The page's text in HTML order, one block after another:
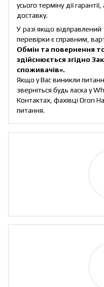
усього терміну дії
доставку.
У разі якщо відправлений
перевірки є справним,
Обмін та повернення
здійснюється згідно
споживачів».
Якщо у Вас виникли
зверніться будь ласка у
Контактах, фахівці Dron
питання.